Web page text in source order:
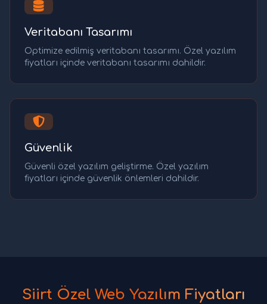
Veritabanı Tasarımı
Optimize edilmiş veritabanı tasarımı. Özel yazılım
fiyatları içinde veritabanı tasarımı dahildir.
Güvenlik
Güvenli özel yazılım geliştirme. Özel yazılım
fiyatları içinde güvenlik önlemleri dahildir.
Siirt Özel Web Yazılım Fiyatları